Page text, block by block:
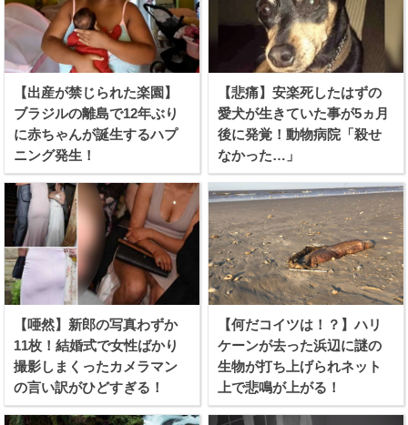
【出産が禁じられた楽園】
ブラジルの離島で12年ぶり
に赤ちゃんが誕生するハプ
ニング発生！
【悲痛】安楽死したはずの
愛犬が生きていた事が5ヵ月
後に発覚！動物病院「殺せ
なかった…」
【唖然】新郎の写真わずか
11枚！結婚式で女性ばかり
撮影しまくったカメラマン
の言い訳がひどすぎる！
【何だコイツは！？】ハリ
ケーンが去った浜辺に謎の
生物が打ち上げられネット
上で悲鳴が上がる！